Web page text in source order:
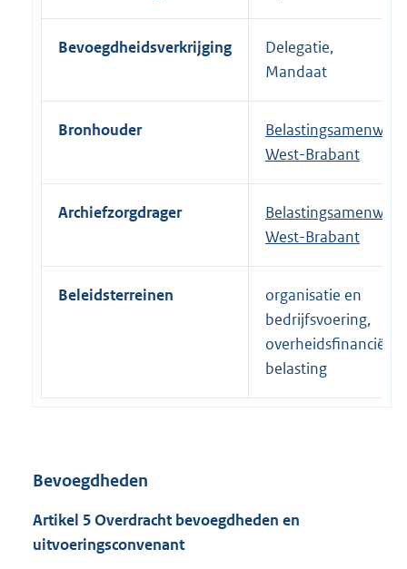
Bevoegdheidsverkrijging
Delegatie,
Mandaat
Bronhouder
West-Brabant
Archiefzorgdrager
West-Brabant
Beleidsterreinen
organisatie en
bedrijfsvoering,
overheidsfinanciën |
belasting
Bevoegdheden
Artikel 5 Overdracht bevoegdheden en
uitvoeringsconvenant